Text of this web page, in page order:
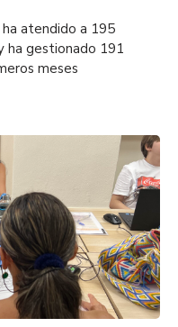
atendido a 195
ha gestionado 191
meses